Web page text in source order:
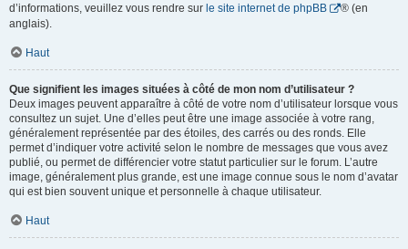
d’informations, veuillez vous rendre sur le site internet de phpBB
® (en
anglais).
Haut
Que signifient les images situées à côté de mon nom d’utilisateur ?
Deux images peuvent apparaître à côté de votre nom d’utilisateur lorsque vous
consultez un sujet. Une d’elles peut être une image associée à votre rang,
généralement représentée par des étoiles, des carrés ou des ronds. Elle
permet d’indiquer votre activité selon le nombre de messages que vous avez
publié, ou permet de différencier votre statut particulier sur le forum. L’autre
image, généralement plus grande, est une image connue sous le nom d’avatar
qui est bien souvent unique et personnelle à chaque utilisateur.
Haut